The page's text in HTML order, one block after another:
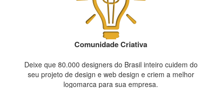
Comunidade Criativa
Deixe que 80.000 designers do Brasil inteiro cuidem do
seu projeto de design e web design e criem a melhor
logomarca para sua empresa.